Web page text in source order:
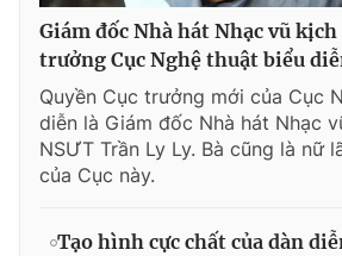
Giám đốc Nhà hát Nhạc vũ kịch
trưởng Cục Nghệ thuật biểu
Quyền Cục trưởng mới của Cục
diễn là Giám đốc Nhà hát Nhạc
NSƯT Trần Ly Ly. Bà cũng là nữ
của Cục này.
Tạo hình cực chất của dàn